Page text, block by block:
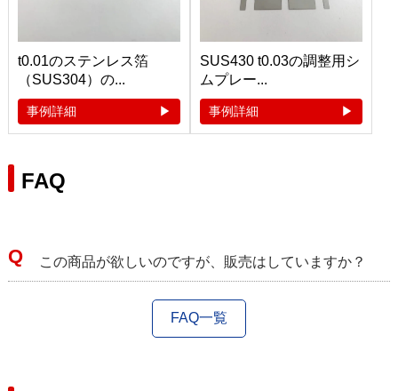
t0.01のステンレス箔
（SUS304）の...
事例詳細
SUS430 t0.03の調整用シ
ムプレー...
事例詳細
FAQ
この商品が欲しいのですが、販売はしていますか？
FAQ一覧